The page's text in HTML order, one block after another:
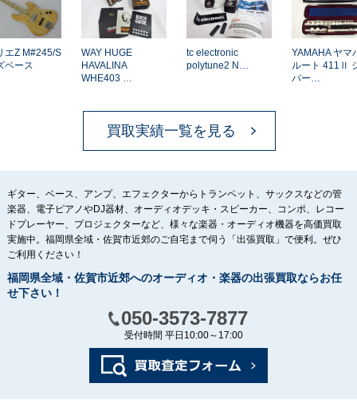
Z M#245/S
ース
WAY HUGE
HAVALINA
WHE403 …
tc electronic
polytune2 N…
YAMAHA ヤマ
ルート 411Ⅱ シ
バー…
買取実績一覧を見る
ギター、ベース、アンプ、エフェクターからトランペット、サックスなどの管
楽器、電子ピアノやDJ器材、オーディオデッキ・スピーカー、コンポ、レコー
ドプレーヤー、プロジェクターなど、様々な楽器・オーディオ機器を高価買取
実施中。福岡県全域・佐賀市近郊のご自宅まで伺う「出張買取」で便利。ぜひ
ご利用ください！
福岡県全域・佐賀市近郊へのオーディオ・楽器の出張買取ならお任
せ下さい！
050-3573-7877
受付時間 平日10:00～17:00